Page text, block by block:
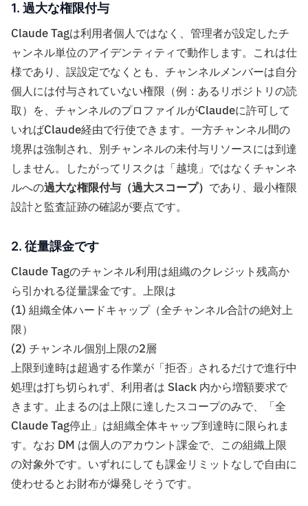
1. 過大な権限付与
Claude Tagは利用者個人ではなく、管理者が設定したチ
ャンネル単位のアイデンティティで動作します。これは仕
様であり、誤設定でなくとも、チャンネルメンバーは自分
個人には付与されていない権限（例：あるリポジトリの読
取）を、チャンネルのプロファイルがClaudeに許可して
いればClaude経由で行使できます。一方チャンネル間の
境界は強制され、別チャンネルの未付与リソースには到達
しません。したがってリスクは「越境」ではなくチャンネ
ルへの過大な権限付与（過大スコープ） であり、最小権限
設計と監査証跡の確認が要点です。
2. 従量課金です
Claude Tagのチャンネル利用は組織のクレジット残高か
ら引かれる従量課金です。上限は
(1) 組織全体ハードキャップ（全チャンネル合計の絶対上
限）
(2) チャンネル個別上限の2層
上限到達時は超過する作業が「拒否」されるだけで進行中
処理は打ち切られず、利用者は Slack 内から増額要求で
きます。止まるのは上限に達したスコープのみで、「全
Claude Tag停止」は組織全体キャップ到達時に限られま
す。なお DM は個人のアカウント課金で、この組織上限
の対象外です。いずれにしても課金リミットなしで自由に
使わせるとお財布が爆発しそうです。